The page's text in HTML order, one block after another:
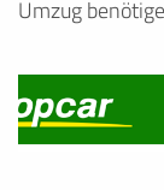
Umzug